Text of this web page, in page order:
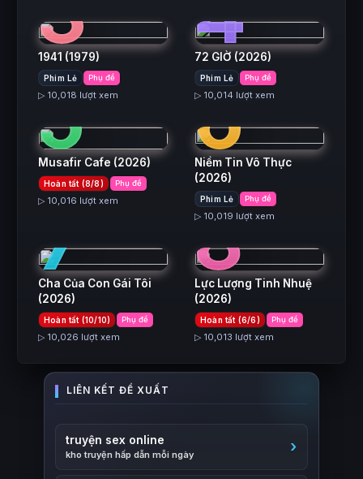
1941 (1979)
Phim Lẻ Phụ đề
▷ 10,018 lượt xem
72 GIỜ (2026)
Phim Lẻ Phụ đề
▷ 10,014 lượt xem
5
Musafir Cafe (2026)
Hoàn tất (8/8) Phụ đề
▷ 10,016 lượt xem
6
Niềm Tin Vô Thực
(2026)
Phim Lẻ Phụ đề
▷ 10,019 lượt xem
7
Cha Của Con Gái Tôi
(2026)
Hoàn tất (10/10) Phụ đề
▷ 10,026 lượt xem
8
Lực Lượng Tinh Nhuệ
(2026)
Hoàn tất (6/6) Phụ đề
▷ 10,013 lượt xem
truyện sex online
kho truyện hấp dẫn mỗi ngày